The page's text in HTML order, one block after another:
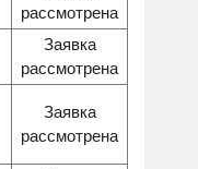
рассмотрена
Заявка
рассмотрена
Заявка
рассмотрена